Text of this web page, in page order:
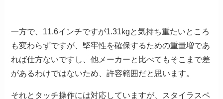
一方で、11.6インチですが1.31kgと気持ち重たいところ
も変わらずですが、堅牢性を確保するための重量増であ
れば仕方ないですし、他メーカーと比べてもそこまで差
があるわけではないため、許容範囲だと思います。
それとタッチ操作には対応していますが、スタイラスペ